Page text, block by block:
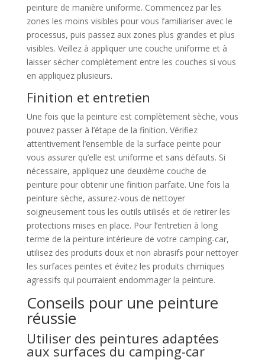
peinture de manière uniforme. Commencez par les
zones les moins visibles pour vous familiariser avec le
processus, puis passez aux zones plus grandes et plus
visibles. Veillez à appliquer une couche uniforme et à
laisser sécher complètement entre les couches si vous
en appliquez plusieurs.
Finition et entretien
Une fois que la peinture est complètement sèche, vous
pouvez passer à l’étape de la finition. Vérifiez
attentivement l’ensemble de la surface peinte pour
vous assurer qu’elle est uniforme et sans défauts. Si
nécessaire, appliquez une deuxième couche de
peinture pour obtenir une finition parfaite. Une fois la
peinture sèche, assurez-vous de nettoyer
soigneusement tous les outils utilisés et de retirer les
protections mises en place. Pour l’entretien à long
terme de la peinture intérieure de votre camping-car,
utilisez des produits doux et non abrasifs pour nettoyer
les surfaces peintes et évitez les produits chimiques
agressifs qui pourraient endommager la peinture.
Conseils pour une peinture
réussie
Utiliser des peintures adaptées
aux surfaces du camping-car